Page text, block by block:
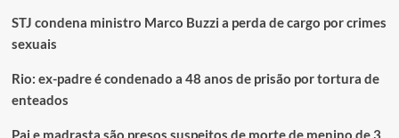
STJ condena ministro Marco Buzzi a perda de cargo por crimes
sexuais
Rio: ex-padre é condenado a 48 anos de prisão por tortura de
enteados
Pai e madrasta são presos suspeitos de morte de menino de 3